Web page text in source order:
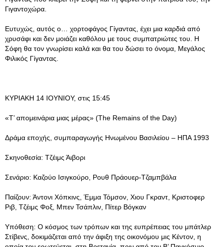
Γιγαντοχώρα.
Ευτυχώς, αυτός ο… χορτοφάγος Γίγαντας, έχει μια καρδιά από
χρυσάφι και δεν μοιάζει καθόλου με τους συμπατριώτες του. Η
Σόφη θα τον γνωρίσει καλά και θα του δώσει το όνομα, Μεγάλος
Φιλικός Γίγαντας.
ΚΥΡΙΑΚΗ 14 ΙΟΥΝΙΟΥ, στις 15:45
«Τ’ απομεινάρια μιας μέρας» (The Remains of the Day)
Δράμα εποχής, συμπαραγωγής Ηνωμένου Βασιλείου – ΗΠΑ 1993
Σκηνοθεσία: Τζέιμς Άιβορι
Σενάριο: Καζούο Ισιγκούρο, Ρουθ Πράουερ-Τζαμπβάλα
Παίζουν: Άντονι Χόπκινς, Έμμα Τόμσον, Χιου Γκραντ, Κριστοφερ
Ριβ, Τζέιμς Φοξ, Μπεν Τσάπλιν, Πίτερ Βόγκαν
Υπόθεση: Ο κόσμος των τρόπων και της ευπρέπειας του μπάτλερ
Στίβενς, δοκιμάζεται από την άφιξη της οικονόμου μις Κέντον, η